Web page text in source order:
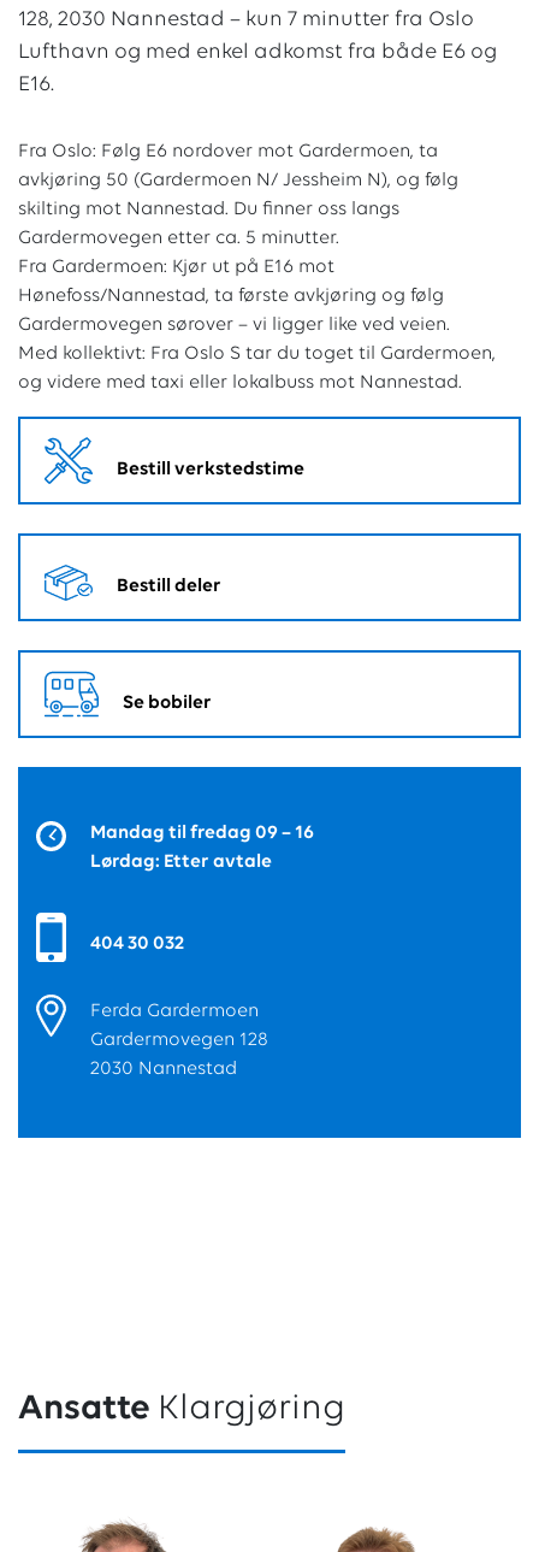
128, 2030 Nannestad – kun 7 minutter fra Oslo
Lufthavn og med enkel adkomst fra både E6 og
E16.
Fra Oslo: Følg E6 nordover mot Gardermoen, ta
avkjøring 50 (Gardermoen N/ Jessheim N), og følg
skilting mot Nannestad. Du finner oss langs
Gardermovegen etter ca. 5 minutter.
Fra Gardermoen: Kjør ut på E16 mot
Hønefoss/Nannestad, ta første avkjøring og følg
Gardermovegen sørover – vi ligger like ved veien.
Med kollektivt: Fra Oslo S tar du toget til Gardermoen,
og videre med taxi eller lokalbuss mot Nannestad.
Bestill verkstedstime
Bestill deler
Se bobiler
Mandag til fredag 09 – 16
Lørdag: Etter avtale
404 30 032
Ferda Gardermoen
Gardermovegen 128
2030 Nannestad
Ansatte Klargjøring